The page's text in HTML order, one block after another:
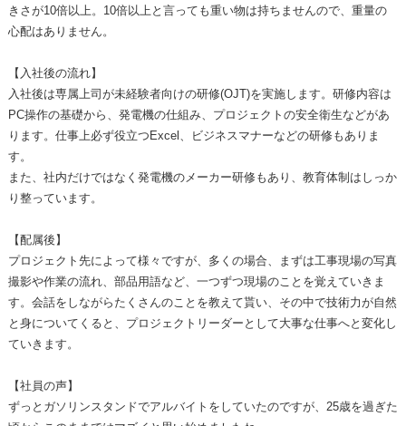
きさが10倍以上。10倍以上と言っても重い物は持ちませんので、重量の
心配はありません。
【入社後の流れ】
入社後は専属上司が未経験者向けの研修(OJT)を実施します。研修内容は
PC操作の基礎から、発電機の仕組み、プロジェクトの安全衛生などがあ
ります。仕事上必ず役立つExcel、ビジネスマナーなどの研修もありま
す。
また、社内だけではなく発電機のメーカー研修もあり、教育体制はしっか
り整っています。
【配属後】
プロジェクト先によって様々ですが、多くの場合、まずは工事現場の写真
撮影や作業の流れ、部品用語など、一つずつ現場のことを覚えていきま
す。会話をしながらたくさんのことを教えて貰い、その中で技術力が自然
と身についてくると、プロジェクトリーダーとして大事な仕事へと変化し
ていきます。
【社員の声】
ずっとガソリンスタンドでアルバイトをしていたのですが、25歳を過ぎた